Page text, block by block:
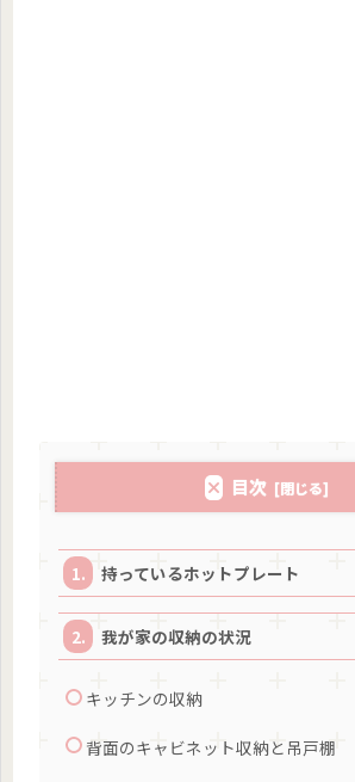
目次
持っているホットプレート
我が家の収納の状況
キッチンの収納
背面のキャビネット収納と吊戸棚